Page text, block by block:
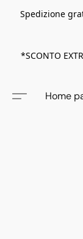
Spedizione
*SCONTO
Home